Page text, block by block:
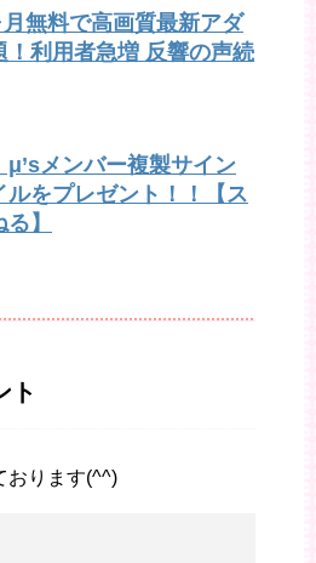
月無料で高画質最新アダ
！利用者急増 反響の声続
μ’sメンバー複製サイン
ルをプレゼント！！【ス
】
ト
おります(^^)